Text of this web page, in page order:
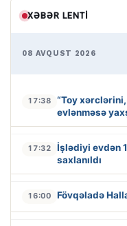
XƏBƏR LENTI
08 AVQUST 2026
17:38
“Toy
evlənməsə
17:32
İşlədiyi evdən
saxlanıldı
16:00 Fövqəladə